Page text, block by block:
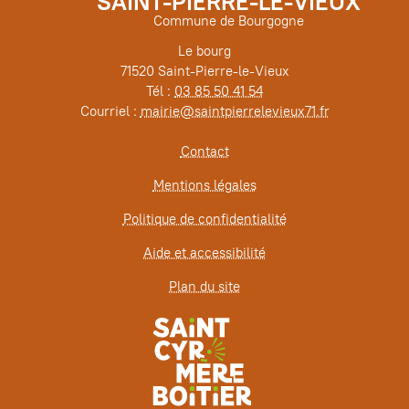
Commune de Bourgogne
Le bourg
71520 Saint-Pierre-le-Vieux
Tél : 03 85 50 41 54
Courriel : mairie@saintpierrelevieux71.fr
Contact
Mentions légales
Politique de confidentialité
Aide et accessibilité
Plan du site